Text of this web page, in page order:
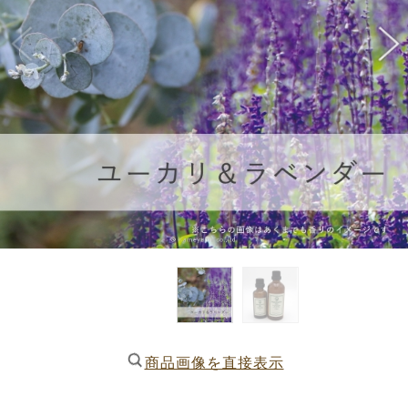
商品画像を直接表示